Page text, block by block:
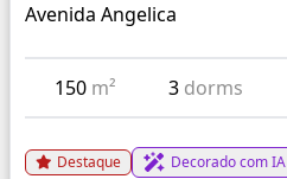
Avenida Angelica
150 m² 3 dorms
Destaque Decorado com IA